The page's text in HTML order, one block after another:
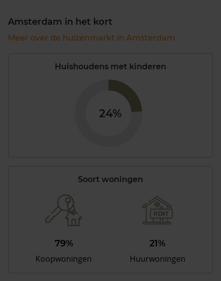
Amsterdam in het kort
Meer over de huizenmarkt in Amsterdam
Huishoudens met kinderen
24%
Soort woningen
79%
Koopwoningen
21%
Huurwoningen